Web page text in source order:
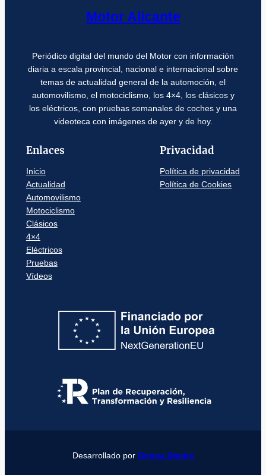
Motor Alicante
Periódico digital del mundo del Motor con información
diaria a escala provincial, nacional e internacional sobre
temas de actualidad general de la automoción, el
automovilismo, el motociclismo, los 4×4, los clásicos y
los eléctricos, con pruebas semanales de coches y una
videoteca con imágenes de ayer y de hoy.
Enlaces
Inicio
Actualidad
Automovilismo
Motociclismo
Clásicos
4×4
Eléctricos
Pruebas
Vídeos
Privacidad
Política de privacidad
Política de Cookies
Desarrollado por Girona Studio